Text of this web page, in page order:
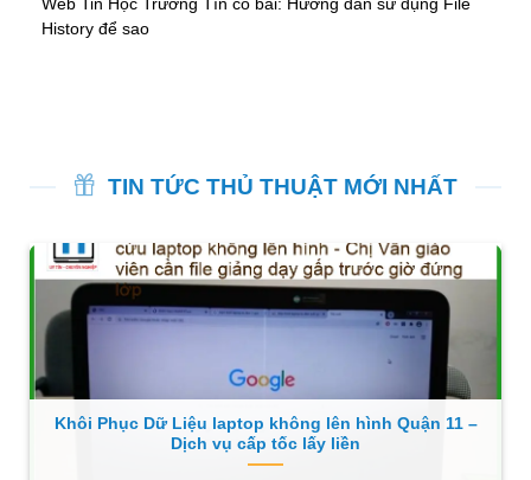
Web Tin Học Trường Tín có bài: Hướng dẫn sử dụng File
History để sao
TIN TỨC THỦ THUẬT MỚI NHẤT
Khôi Phục Dữ Liệu laptop không lên hình Quận 11 –
Dịch vụ cấp tốc lấy liền